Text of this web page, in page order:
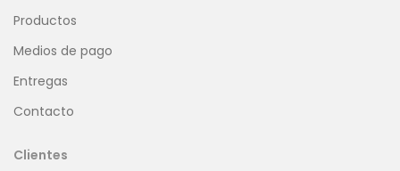
Productos
Medios de pago
Entregas
Contacto
Clientes